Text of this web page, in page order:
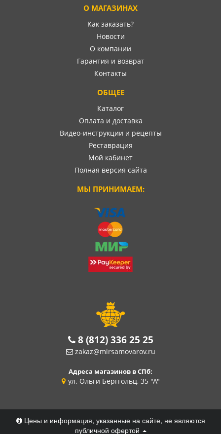
О МАГАЗИНАХ
Как заказать?
Новости
О компании
Гарантия и возврат
Контакты
ОБЩЕЕ
Каталог
Оплата и доставка
Видео-инструкции и рецепты
Реставрация
Мой кабинет
Полная версия сайта
МЫ ПРИНИМАЕМ:
8 (812) 336 25 25
zakaz@mirsamovarov.ru
Адреса магазинов в СПб:
ул. Ольги Берггольц, 35 "А"
Цены и информация, указанные на сайте, не являются
публичной офертой